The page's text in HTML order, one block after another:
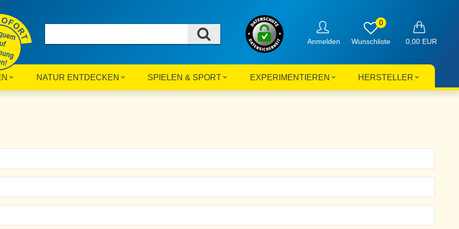
Anmelden
0
0,00 EUR
NATUR ENTDECKEN SPIELEN & SPORT EXPERIMENTIEREN HERSTELLER